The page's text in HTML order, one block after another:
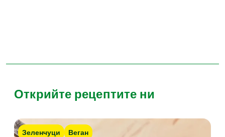
Открийте рецептите ни
Зеленчуци Веган